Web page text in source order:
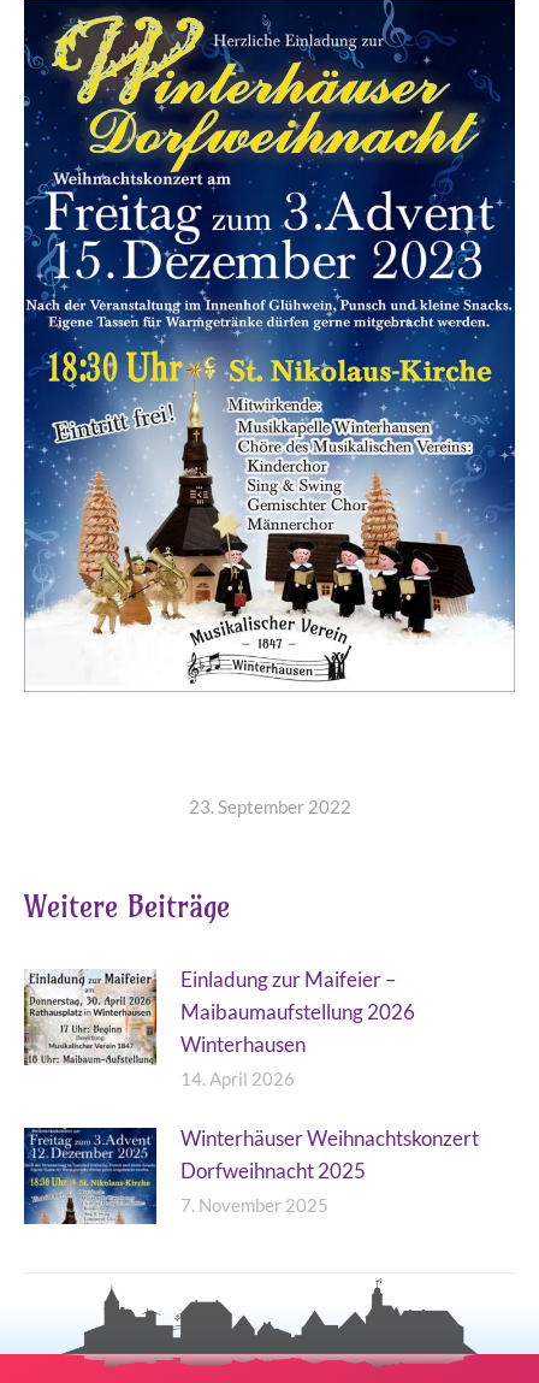
23. September 2022
Weitere Beiträge
Einladung zur Maifeier –
Maibaumaufstellung 2026
Winterhausen
14. April 2026
Winterhäuser Weihnachtskonzert
Dorfweihnacht 2025
7. November 2025